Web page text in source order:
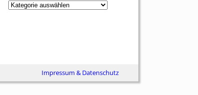
Impressum & Datenschutz